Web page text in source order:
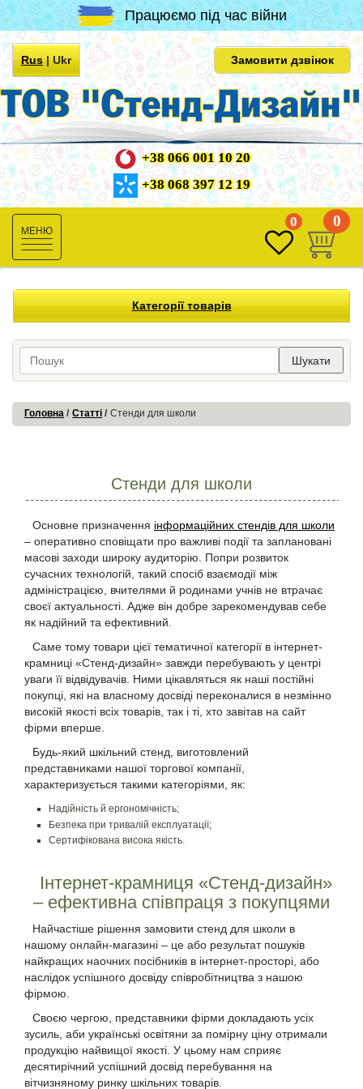
Працюємо під час війни
Rus|Ukr Замовити дзвінок
+38 066 001 10 20
+38 068 397 12 19
Toggle
navigation
0 0
Категорії товарів
Шукати
Головна Статті Стенди для школи
Стенди для школи
Основне призначення інформаційних стендів для школи
– оперативно сповіщати про важливі події та заплановані
масові заходи широку аудиторію. Попри розвиток
сучасних технологій, такий спосіб взаємодії між
адміністрацією, вчителями й родинами учнів не втрачає
своєї актуальності. Адже він добре зарекомендував себе
як надійний та ефективний.
Саме тому товари цієї тематичної категорії в інтернет-
крамниці «Стенд-дизайн» завжди перебувають у центрі
уваги її відвідувачів. Ними цікавляться як наші постійні
покупці, які на власному досвіді переконалися в незмінно
високій якості всіх товарів, так і ті, хто завітав на сайт
фірми вперше.
Будь-який шкільний стенд, виготовлений
представниками нашої торгової компанії,
характеризується такими категоріями, як:
Надійність й ергономічність;
Безпека при тривалій експлуатації;
Сертифікована висока якість.
Інтернет-крамниця «Стенд-дизайн»
– ефективна співпраця з покупцями
Найчастіше рішення замовити стенд для школи в
нашому онлайн-магазині – це або результат пошуків
найкращих наочних посібників в інтернет-просторі, або
наслідок успішного досвіду співробітництва з нашою
фірмою.
Своєю чергою, представники фірми докладають усіх
зусиль, аби українські освітяни за помірну ціну отримали
продукцію найвищої якості. У цьому нам сприяє
десятирічний успішний досвід перебування на
вітчизняному ринку шкільних товарів.